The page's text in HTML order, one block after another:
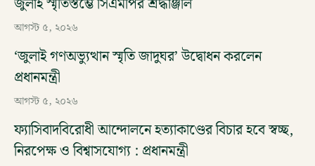
আগস্ট ৫, ২০২৬
‘জুলাই গণঅভ্যুত্থান স্মৃতি জাদুঘর’ উদ্বোধন করলেন
প্রধানমন্ত্রী
আগস্ট ৫, ২০২৬
ফ্যাসিবাদবিরোধী আন্দোলনে হত্যাকাণ্ডের বিচার হবে স্বচ্ছ,
নিরপেক্ষ ও বিশ্বাসযোগ্য : প্রধানমন্ত্রী